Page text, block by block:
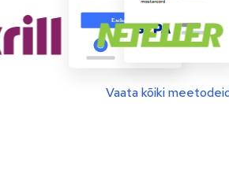
Vaata kõiki